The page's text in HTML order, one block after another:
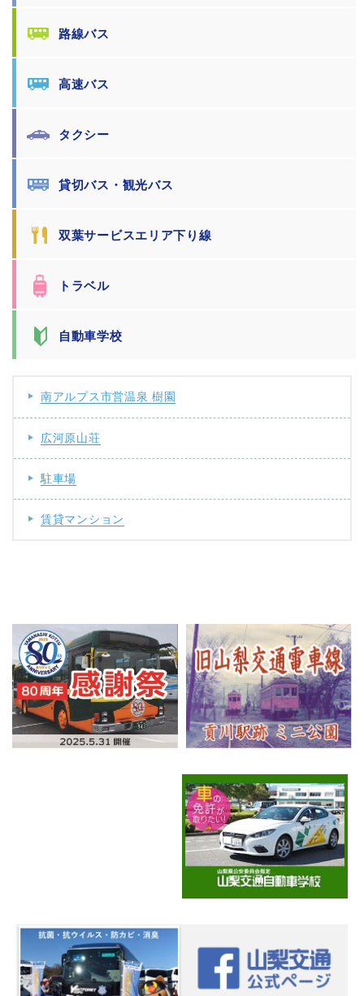
路線バス
高速バス
タクシー
貸切バス・観光バス
双葉サービスエリア下り線
トラベル
自動車学校
南アルプス市営温泉 樹園
広河原山荘
駐車場
賃貸マンション